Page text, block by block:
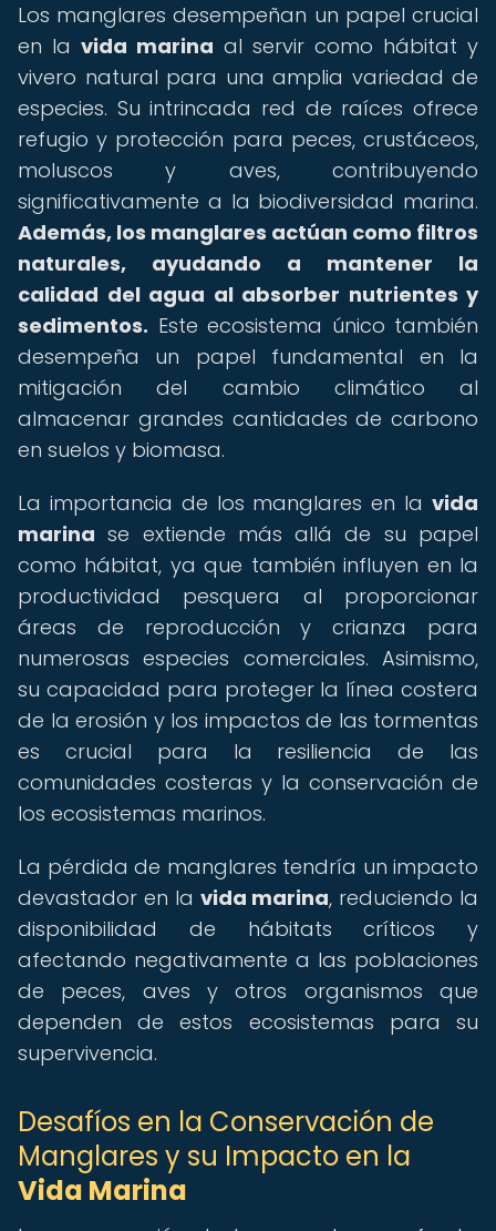
Los manglares desempeñan un papel crucial
en la vida marina al servir como hábitat y
vivero natural para una amplia variedad de
especies. Su intrincada red de raíces ofrece
refugio y protección para peces, crustáceos,
moluscos y aves, contribuyendo
significativamente a la biodiversidad marina.
Además, los manglares actúan como filtros
naturales, ayudando a mantener la
calidad del agua al absorber nutrientes y
sedimentos. Este ecosistema único también
desempeña un papel fundamental en la
mitigación del cambio climático al
almacenar grandes cantidades de carbono
en suelos y biomasa.
La importancia de los manglares en la vida
marina se extiende más allá de su papel
como hábitat, ya que también influyen en la
productividad pesquera al proporcionar
áreas de reproducción y crianza para
numerosas especies comerciales. Asimismo,
su capacidad para proteger la línea costera
de la erosión y los impactos de las tormentas
es crucial para la resiliencia de las
comunidades costeras y la conservación de
los ecosistemas marinos.
La pérdida de manglares tendría un impacto
devastador en la vida marina, reduciendo la
disponibilidad de hábitats críticos y
afectando negativamente a las poblaciones
de peces, aves y otros organismos que
dependen de estos ecosistemas para su
supervivencia.
Desafíos en la Conservación de
Manglares y su Impacto en la
Vida Marina